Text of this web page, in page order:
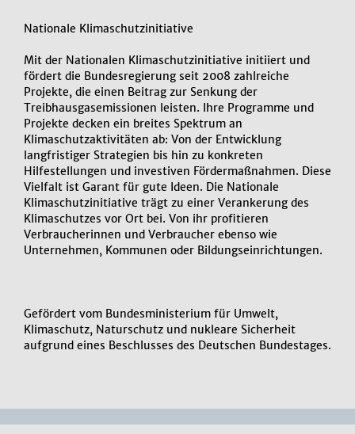
Nationale Klimaschutzinitiative
Mit der Nationalen Klimaschutzinitiative initiiert und
fördert die Bundesregierung seit 2008 zahlreiche
Projekte, die einen Beitrag zur Senkung der
Treibhausgasemissionen leisten. Ihre Programme und
Projekte decken ein breites Spektrum an
Klimaschutzaktivitäten ab: Von der Entwicklung
langfristiger Strategien bis hin zu konkreten
Hilfestellungen und investiven Fördermaßnahmen. Diese
Vielfalt ist Garant für gute Ideen. Die Nationale
Klimaschutzinitiative trägt zu einer Verankerung des
Klimaschutzes vor Ort bei. Von ihr profitieren
Verbraucherinnen und Verbraucher ebenso wie
Unternehmen, Kommunen oder Bildungseinrichtungen.
Gefördert vom Bundesministerium für Umwelt,
Klimaschutz, Naturschutz und nukleare Sicherheit
aufgrund eines Beschlusses des Deutschen Bundestages.